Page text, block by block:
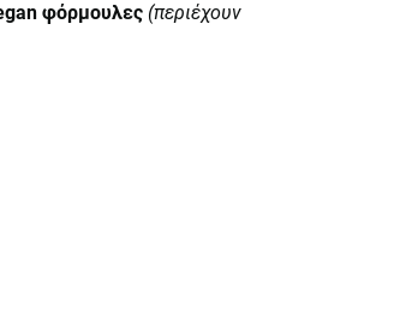
φόρμουλες (περιέχουν